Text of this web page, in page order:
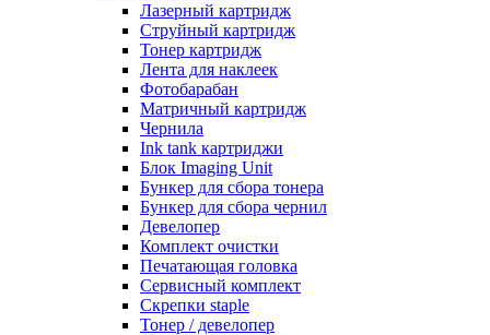
Лазерный картридж
Струйный картридж
Тонер картридж
Лента для наклеек
Фотобарабан
Матричный картридж
Чернила
Ink tank картриджи
Блок Imaging Unit
Бункер для сбора тонера
Бункер для сбора чернил
Девелопер
Комплект очистки
Печатающая головка
Сервисный комплект
Скрепки staple
Тонер / девелопер